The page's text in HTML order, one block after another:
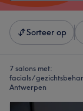
Sorteer op
7 salons met:
facials /
Antwerpen